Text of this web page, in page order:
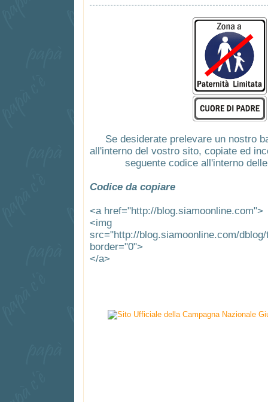
Se desiderate prelevare un nostro
all'interno del vostro sito, copiate ed
seguente codice all'interno
Codice da copiare
<a href="http://blog.siamoonline.com">
<img
src="http://blog.siamoonline.com/
border="0">
</a>